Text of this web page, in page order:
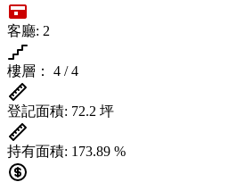
客廳: 2
樓層： 4 / 4
登記面積: 72.2 坪
持有面積: 173.89 %